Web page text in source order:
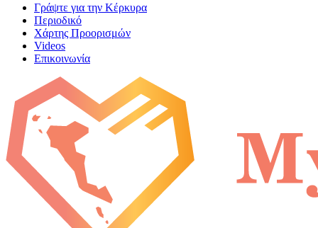
Γράψτε για την Κέρκυρα
Περιοδικό
Χάρτης Προορισμών
Videos
Επικοινωνία